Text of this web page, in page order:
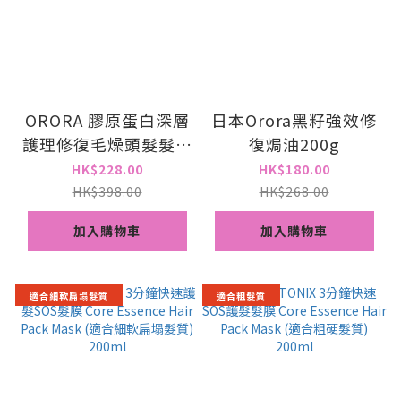
ORORA 膠原蛋白深層
護理修復毛燥頭髮髮膜
300g
HK$228.00
HK$398.00
加入購物車
日本Orora黑籽強效修
復焗油200g
HK$180.00
HK$268.00
加入購物車
適合細軟扁塌髮質 適合粗髮質